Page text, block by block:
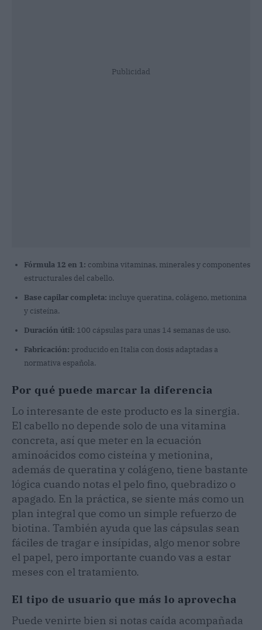
Publicidad
Fórmula 12 en 1: combina vitaminas, minerales y componentes
estructurales del cabello.
Base capilar completa: incluye queratina, colágeno, metionina
y cisteína.
Duración útil: 100 cápsulas para unas 14 semanas de uso.
Fabricación: producido en Italia con dosis adaptadas a
normativa española.
Por qué puede marcar la diferencia
Lo interesante de este producto es la sinergia.
El cabello no depende solo de una vitamina
concreta, así que meter en la ecuación
aminoácidos como cisteína y metionina,
además de queratina y colágeno, tiene bastante
lógica cuando notas el pelo fino, quebradizo o
apagado. En la práctica, se siente más como un
plan integral que como un simple refuerzo de
biotina. También ayuda que las cápsulas sean
fáciles de tragar e insípidas, algo menor sobre
el papel, pero importante cuando vas a estar
meses con el tratamiento.
El tipo de usuario que más lo aprovecha
Puede venirte bien si notas caída acompañada